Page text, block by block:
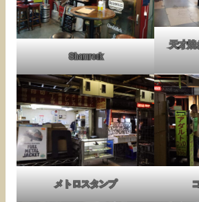
Shamrock
天才焼
メトロスタンプ